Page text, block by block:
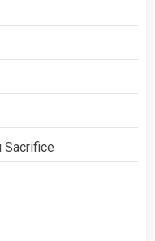
Sacrifice